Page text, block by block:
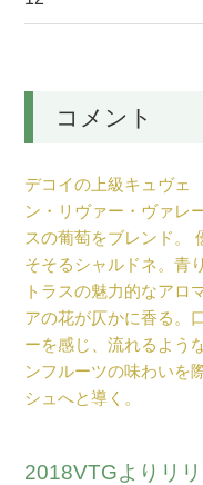
コメント
デコイの上級キュヴェ
ン・リヴァー・ヴァレ
スの葡萄をブレンド。
そそるシャルドネ。青
トラスの魅力的なアロ
アの花が仄かに香る。
ーを感じ、流れるよう
ンフルーツの味わいを
シュへと導く。
2018VTGよりリ